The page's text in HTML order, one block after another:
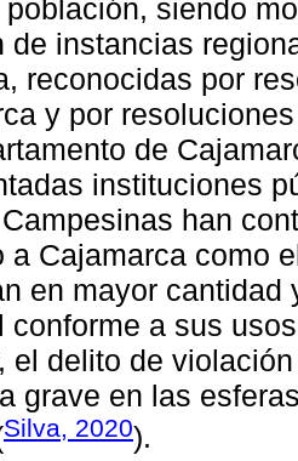
población, siendo
de instancias
reconocidas por
y por
de
instituciones
han
a Cajamarca como
en mayor
conforme a sus
el delito de
grave en las
Silva, 2020).